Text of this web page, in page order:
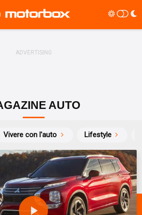
AUTO
Vivere con l'auto Lifestyle